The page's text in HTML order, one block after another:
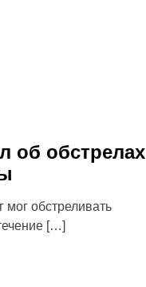
об обстрелах
обстреливать
[…]